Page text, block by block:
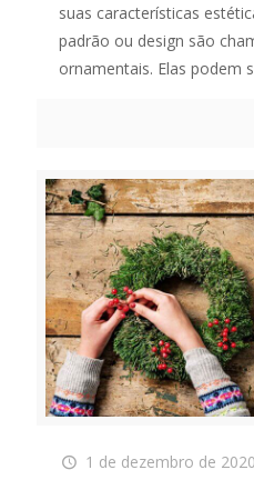
suas características
padrão ou design são
ornamentais. Elas podem
1 de dezembro de 2020